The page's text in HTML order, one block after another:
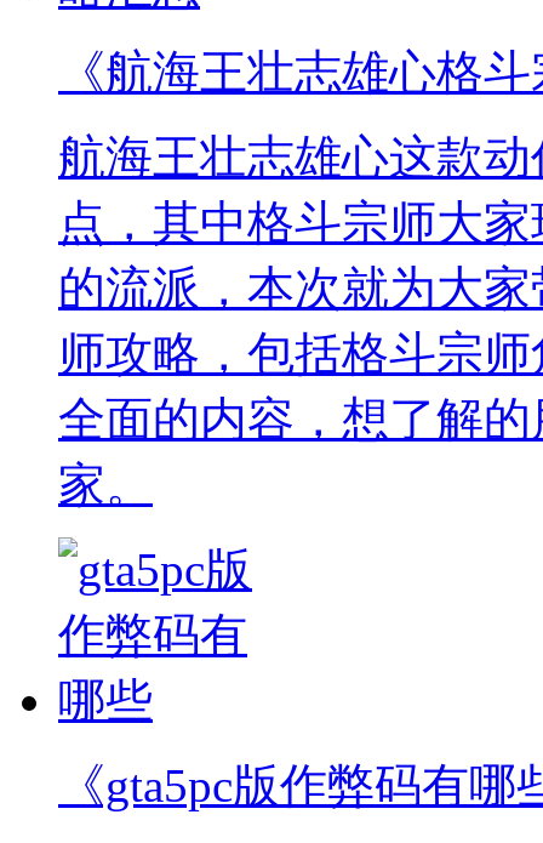
《航海王壮志雄心格
航海王壮志雄心这款
点，其中格斗宗师大
的流派，本次就为大
师攻略，包括格斗宗
全面的内容，想了解
家。
《gta5pc版作弊码有哪